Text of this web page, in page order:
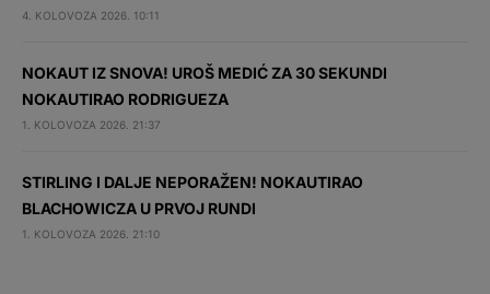
4. KOLOVOZA 2026. 10:11
NOKAUT IZ SNOVA! UROŠ MEDIĆ ZA 30 SEKUNDI
NOKAUTIRAO RODRIGUEZA
1. KOLOVOZA 2026. 21:37
STIRLING I DALJE NEPORAŽEN! NOKAUTIRAO
BLACHOWICZA U PRVOJ RUNDI
1. KOLOVOZA 2026. 21:10